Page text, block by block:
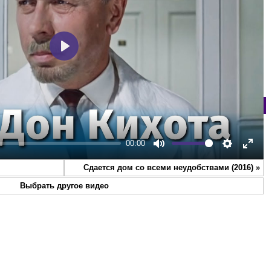
00:00
Mute Settings
Enter
Play
Сдается дом со всеми неудобствами (2016) »
Выбрать другое видео